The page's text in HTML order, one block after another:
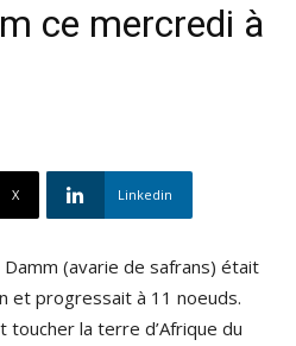
ce mercredi à
X Linkedin
(avarie de safrans) était
et progressait à 11 noeuds.
toucher la terre d’Afrique du